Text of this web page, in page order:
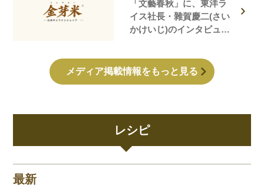
レシピ
最新
「文藝春秋」に、東洋ラ
イス社長・雜賀慶二(さい
かけいじ)のインタビュー
メディア掲載情報をもっと見る